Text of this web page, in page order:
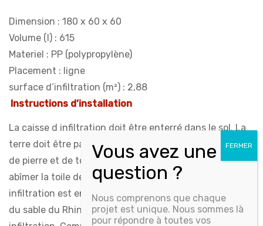
Dimension : 180 x 60 x 60
Volume (l) : 615
Materiel : PP (polypropylène)
Placement : ligne
surface d’infiltration (m²) : 2,88
Instructions d’installation
La caisse d infiltration doit être enterré dans le sol. La
terre doit être parfaitement égalisée et être dépourvue
de pierre et de tout autre objet tranchant qui pourrait
abîmer la toile de protection. Une fois que la caisse d
infiltration est en place, veuillez remplir les côtés avec
du sable du Rhin ou du gravier afin d obtenir une bonne
Nous comprenons que chaque
projet est unique. Nous sommes là
pour répondre à toutes vos